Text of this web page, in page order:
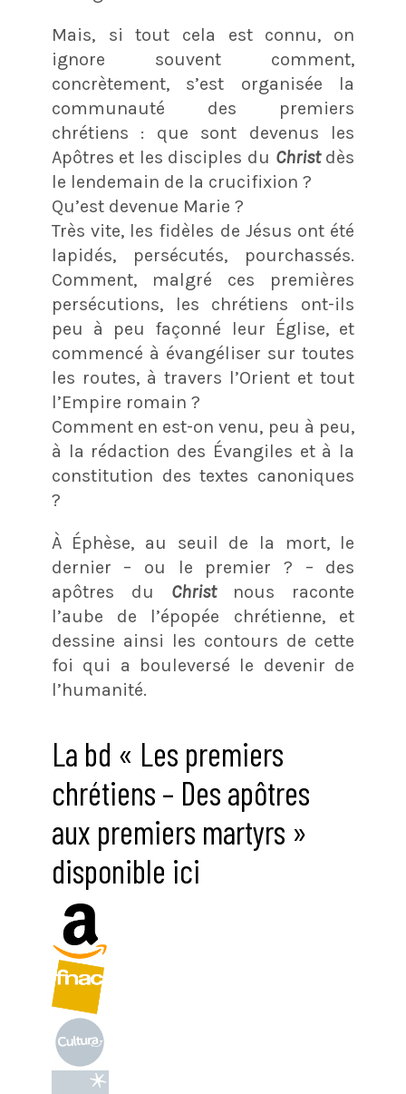
Mais‚ si tout cela est connu, on
ignore souvent comment,
concrètement, s’est organisée la
communauté des premiers
chrétiens : que sont devenus les
Apôtres et les disciples du Christdès
le lendemain de la crucifixion ?
Qu’est devenue Marie ?
Très vite, les fidèles de Jésus ont été
lapidés, persécutés, pourchassés.
Comment, malgré ces premières
persécutions, les chrétiens ont-ils
peu à peu façonné leur Église, et
commencé à évangéliser sur toutes
les routes, à travers l’Orient et tout
l’Empire romain ?
Comment en est-on venu, peu à peu,
à la rédaction des Évangiles et à la
constitution des textes canoniques
?
À Éphèse, au seuil de la mort, le
dernier – ou le premier ? – des
apôtres du Christnous raconte
l’aube de l’épopée chrétienne, et
dessine ainsi les contours de cette
foi qui a bouleversé le devenir de
l’humanité.
La bd « Les premiers
chrétiens – Des apôtres
aux premiers martyrs »
disponible ici